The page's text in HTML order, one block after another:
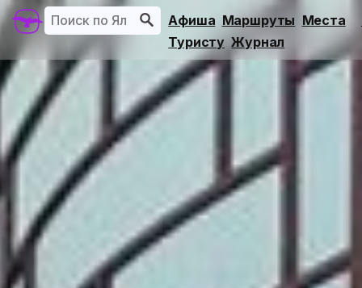
Афиша Маршруты Места
Туристу Журнал